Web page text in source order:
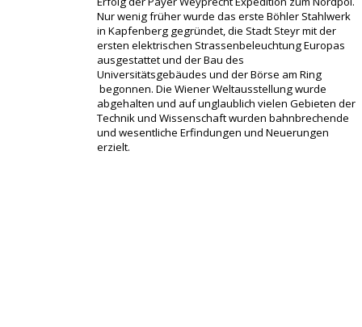
Nur wenig früher wurde das erste Böhler Stahlwerk
in Kapfenberg gegründet, die Stadt Steyr mit der
ersten elektrischen Strassenbeleuchtung Europas
ausgestattet und der Bau des
Universitätsgebäudes und der Börse am Ring
begonnen. Die Wiener Weltausstellung wurde
abgehalten und auf unglaublich vielen Gebieten der
Technik und Wissenschaft wurden bahnbrechende
und wesentliche Erfindungen und Neuerungen
erzielt.